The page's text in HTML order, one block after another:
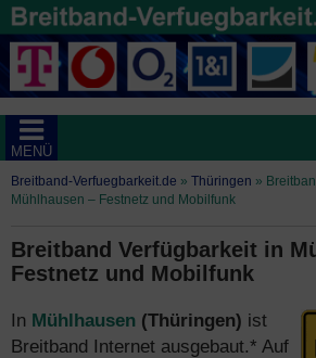
MENÜ
Breitband-Verfuegbarkeit.de » Thüringen »
Mühlhausen – Festnetz und Mobilfunk
Breitband Verfügbarkeit in
Festnetz und Mobilfunk
In Mühlhausen (Thüringen) ist
Breitband Internet ausgebaut.* Auf